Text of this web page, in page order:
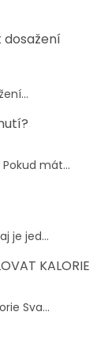
dosažení
mát...
je jed...
KALORIE
Sva...